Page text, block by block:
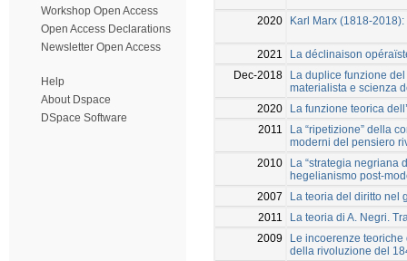
Workshop Open Access
Open Access Declarations
Newsletter Open Access
Help
About Dspace
DSpace Software
2020 Karl Marx (1818-
2021
La déclinaison
Dec-2018
La duplice funzione
materialista e scienza
2020
La funzione teorica
2011
La “ripetizione” della
moderni del pensiero
2010
La “strategia negriana
hegelianismo post-
2007
La teoria del diritto nel
2011
La teoria di A. Negri.
2009
Le incoerenze
della rivoluzione del